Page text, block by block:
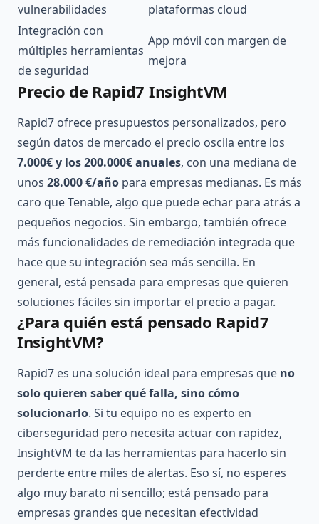
vulnerabilidades
plataformas cloud
Integración con
múltiples herramientas
de seguridad
App móvil con margen de
mejora
Precio de Rapid7 InsightVM
Rapid7 ofrece presupuestos personalizados, pero
según datos de mercado el precio oscila entre los
7.000€ y los 200.000€ anuales, con una mediana de
unos 28.000 €/año para empresas medianas. Es más
caro que Tenable, algo que puede echar para atrás a
pequeños negocios. Sin embargo, también ofrece
más funcionalidades de remediación integrada que
hace que su integración sea más sencilla. En
general, está pensada para empresas que quieren
soluciones fáciles sin importar el precio a pagar.
¿Para quién está pensado Rapid7
InsightVM?
Rapid7 es una solución ideal para empresas que no
solo quieren saber qué falla, sino cómo
solucionarlo. Si tu equipo no es experto en
ciberseguridad pero necesita actuar con rapidez,
InsightVM te da las herramientas para hacerlo sin
perderte entre miles de alertas. Eso sí, no esperes
algo muy barato ni sencillo; está pensado para
empresas grandes que necesitan efectividad